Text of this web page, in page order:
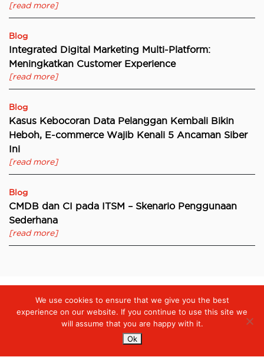
[read more]
Blog
Integrated Digital Marketing Multi-Platform:
Meningkatkan Customer Experience
[read more]
Blog
Kasus Kebocoran Data Pelanggan Kembali Bikin
Heboh, E-commerce Wajib Kenali 5 Ancaman Siber
Ini
[read more]
Blog
CMDB dan CI pada ITSM – Skenario Penggunaan
Sederhana
[read more]
We use cookies to ensure that we give you the best
experience on our website. If you continue to use this site we
will assume that you are happy with it.
Ok
Digiserve »Are You Using Cloud Securely?